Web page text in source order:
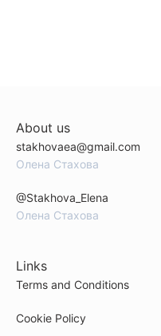
About us
stakhovaea@gmail.com
Олена Стахова
@Stakhova_Elena
Олена Стахова
Links
Terms and Conditions
Cookie Policy